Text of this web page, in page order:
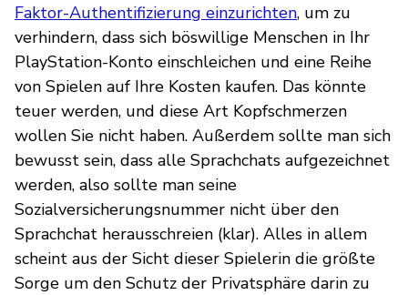
Faktor-Authentifizierung einzurichten, um zu
verhindern, dass sich böswillige Menschen in Ihr
PlayStation-Konto einschleichen und eine Reihe
von Spielen auf Ihre Kosten kaufen. Das könnte
teuer werden, und diese Art Kopfschmerzen
wollen Sie nicht haben. Außerdem sollte man sich
bewusst sein, dass alle Sprachchats aufgezeichnet
werden, also sollte man seine
Sozialversicherungsnummer nicht über den
Sprachchat herausschreien (klar). Alles in allem
scheint aus der Sicht dieser Spielerin die größte
Sorge um den Schutz der Privatsphäre darin zu